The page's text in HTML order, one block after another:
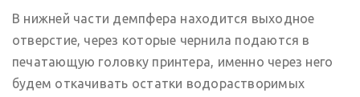
В нижней части демпфера находится выходное
отверстие, через которые чернила подаются в
печатающую головку принтера, именно через него
будем откачивать остатки водорастворимых